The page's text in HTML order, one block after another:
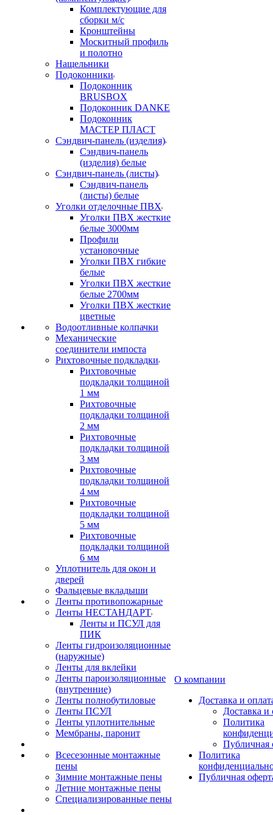
Комплектующие для
сборки м/с
Кронштейны
Москитный профиль
и полотно
Нащельники
Подоконники
Подоконник
BRUSBOX
Подоконник DANKE
Подоконник
МАСТЕР ПЛАСТ
Сэндвич-панель (изделия)
Сэндвич-панель
(изделия) белые
Сэндвич-панель (листы)
Сэндвич-панель
(листы) белые
Уголки отделочные ПВХ
Уголки ПВХ жесткие
белые 3000мм
Профили
установочные
Уголки ПВХ гибкие
белые
Уголки ПВХ жесткие
белые 2700мм
Уголки ПВХ жесткие
цветные
Водоотливные колпачки
Механические
соединители импоста
Рихтовочные подкладки
Рихтовочные
подкладки толщиной
1 мм
Рихтовочные
подкладки толщиной
2 мм
Рихтовочные
подкладки толщиной
3 мм
Рихтовочные
подкладки толщиной
4 мм
Рихтовочные
подкладки толщиной
5 мм
Рихтовочные
подкладки толщиной
6 мм
Уплотнитель для окон и
дверей
Фальцевые вкладыши
Ленты противопожарные
Ленты НЕСТАНДАРТ
Ленты и ПСУЛ для
ПИК
Ленты гидроизоляционные
(наружные)
Ленты для вклейки
Ленты пароизоляционные
(внутренние)
Ленты полнобутиловые
Ленты ПСУЛ
Ленты уплотнительные
Мембраны, паронит
Всесезонные монтажные
пены
Зимние монтажные пены
Летние монтажные пены
Специализированные пены
О компании
Доставка и
Доставка и
Политика
Публичная
Политика
Публичная